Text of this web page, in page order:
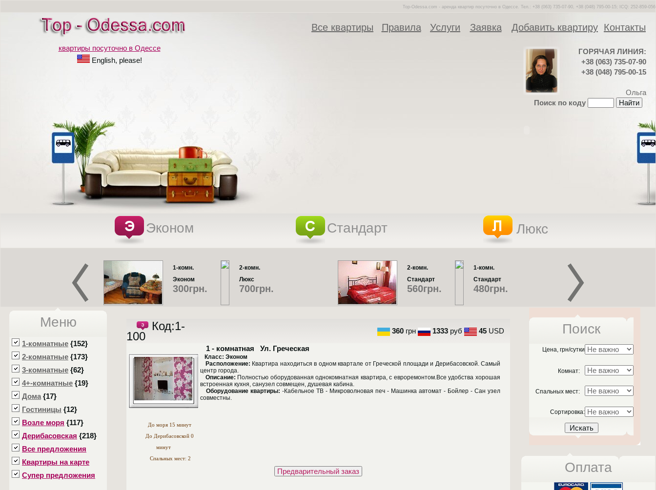
квартиры посуточно в Одессе
English, please!
Все квартиры Правила Услуги Заявка Добавить квартиру Контакты
ГОРЯЧАЯ ЛИНИЯ:
+38 (063) 735-07-90
+38 (048) 795-00-15
Ольга
Поиск по коду
Top-Odessa.com - аренда квартир посуточно в Одессе. Тел.: +38 (063) 735-07-90, +38 (048) 795-00-15; ICQ: 252-859-056
Эконом Стандарт Люкс
1-комн.
Эконом
300грн.
2-комн.
Люкс
700грн.
2-комн.
Стандарт
560грн.
1-комн.
Стандарт
480грн.
Стандарт
960грн.
Эконом
Люкс
700грн.
Меню
1-комнатные {152}
2-комнатные {173}
3-комнатные {62}
4+-комнатные {19}
Дома {17}
Гостиницы {12}
Возле моря {117}
Дерибасовская {218}
Все предложения
Квартиры на карте
Супер предложения
Код:1-
100 360 грн 1333 руб 45 USD
До моря 15 минут
До Дерибасовской 0
минут
Спальных мест: 2
1 - комнатная Ул. Греческая
Класс: Эконом
Расположение: Квартира находиться в одном квартале от Греческой площади и Дерибасовской. Самый
центр города.
Описание: Полностью оборудованная однокомнатная квартира, с евроремонтом.Все удобства хорошая
встроенная кухня, санузел совмещен, душевая кабина.
Оборудование квартиры: -Кабельное ТВ - Микроволновая печ - Машинка автомат - Бойлер - Сан узел
совместны.
+38 (063) 735-07-90; +38
Поиск
Цена, грн/сутки
Комнат:
Спальных мест:
Сортировка:
Оплата